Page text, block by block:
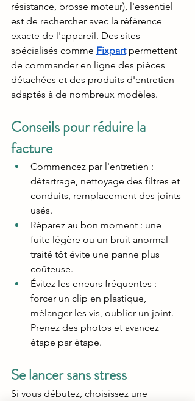
résistance, brosse moteur), l'essentiel
est de rechercher avec la référence
exacte de l'appareil. Des sites
spécialisés comme Fixpart permettent
de commander en ligne des pièces
détachées et des produits d'entretien
adaptés à de nombreux modèles.
Conseils pour réduire la
facture
Commencez par l'entretien :
détartrage, nettoyage des filtres et
conduits, remplacement des joints
usés.
Réparez au bon moment : une
fuite légère ou un bruit anormal
traité tôt évite une panne plus
coûteuse.
Évitez les erreurs fréquentes :
forcer un clip en plastique,
mélanger les vis, oublier un joint.
Prenez des photos et avancez
étape par étape.
Se lancer sans stress
Si vous débutez, choisissez une